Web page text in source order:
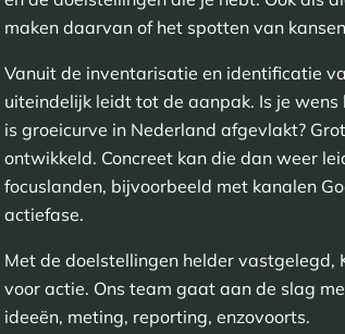
maken daarvan of het spotten van
Vanuit de inventarisatie en identificatie
uiteindelijk leidt tot de aanpak. Is je
is groeicurve in Nederland afgevlakt?
ontwikkeld. Concreet kan die dan weer
focuslanden, bijvoorbeeld met kanalen
actiefase.
Met de doelstellingen helder vastgelegd,
voor actie. Ons team gaat aan de slag
ideeën, meting, reporting, enzovoorts.